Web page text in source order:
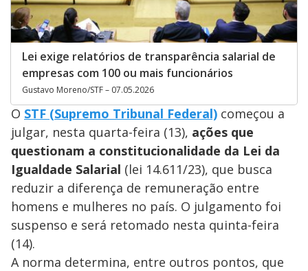
Lei exige relatórios de transparência salarial de
empresas com 100 ou mais funcionários
Gustavo Moreno/STF – 07.05.2026
O STF (Supremo Tribunal Federal) começou a
julgar, nesta quarta-feira (13), ações que
questionam a constitucionalidade da Lei da
Igualdade Salarial (lei 14.611/23), que busca
reduzir a diferença de remuneração entre
homens e mulheres no país. O julgamento foi
suspenso e será retomado nesta quinta-feira
(14).
A norma determina, entre outros pontos, que